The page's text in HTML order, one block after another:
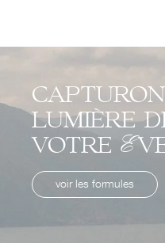
lumière
votre
voir les formules